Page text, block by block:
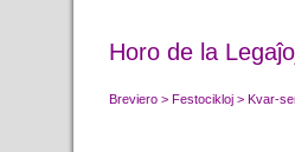
Horo de la
Breviero > Festocikloj > Kvar-